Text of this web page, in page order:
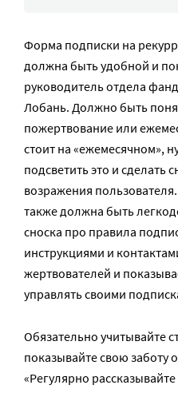
Форма подписки на
должна быть удобной и
руководитель отдела
Лобань. Должно быть
пожертвование или
стоит на «ежемесячном»,
подсветить это и сделать
возражения
также должна быть
сноска про правила
инструкциями и
жертвователей и
управлять своими
Обязательно учитывайте
показывайте свою заботу
«Регулярно